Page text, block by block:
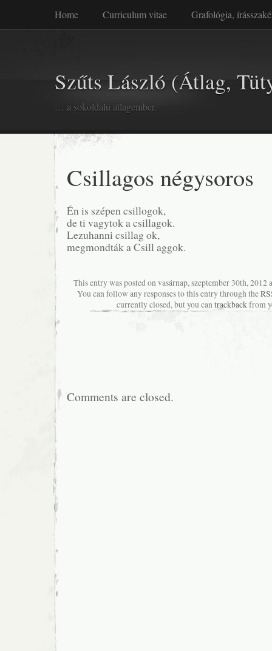
Home Curriculum vitae Grafológia,
… a sokoldalú átlagember.
Szűts László (Átlag,
Csillagos négysoros
Én is szépen csillogok,
de ti vagytok a csillagok.
Lezuhanni csillag ok,
megmondták a Csill aggok.
This entry was posted on vasárnap, szeptember 30th,
You can follow any responses to this entry through the
currently closed, but you cantrackbackfrom
Comments are closed.